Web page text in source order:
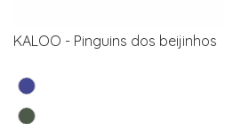
KALOO - Pinguins dos beijinhos